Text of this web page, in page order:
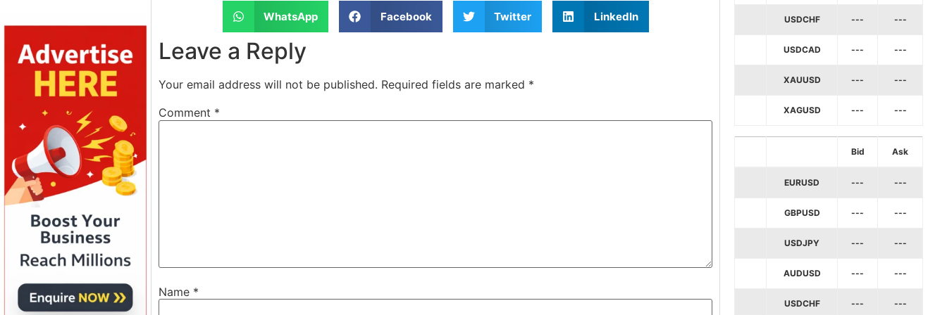
WhatsApp
Facebook Twitter LinkedIn
Leave a Reply
Your email address will not be published. Required fields are marked *
Comment *
Name *
USDCHF --- ---
USDCAD --- ---
XAUUSD --- ---
XAGUSD --- ---
Bid Ask
EURUSD --- ---
GBPUSD --- ---
USDJPY --- ---
AUDUSD --- ---
USDCHF --- ---